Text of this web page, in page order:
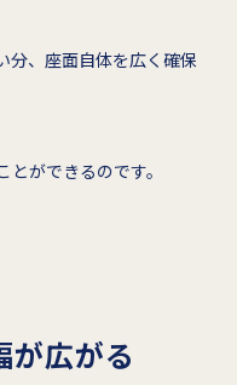
分、座面自体を広く確保
ができるのです。
が広がる